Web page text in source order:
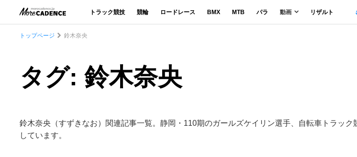
トラック競技 競輪 ロードレース BMX MTB パラ 動画 リザルト
トップページ 鈴木奈央
タグ: 鈴木奈央
鈴木奈央（すずきなお）関連記事一覧。静岡・110期のガールズケイリン選手、自転車トラッ
しています。